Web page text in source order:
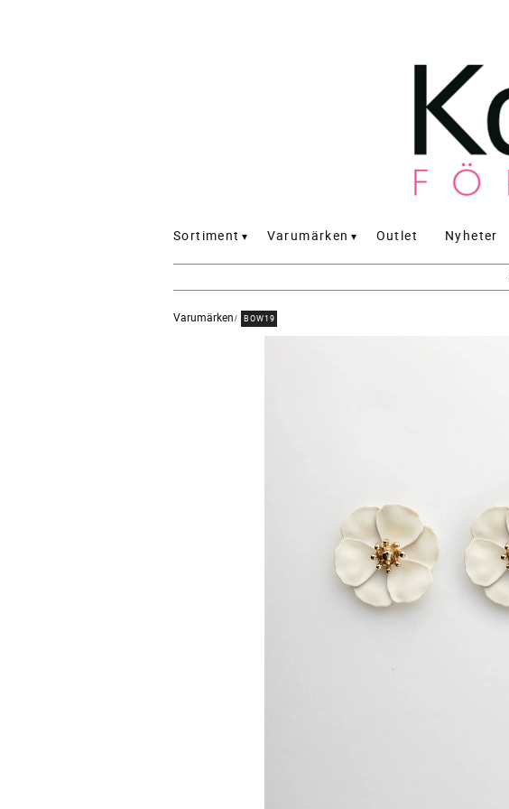
Sortiment Varumärken Outlet Nyheter
Varumärken BOW19